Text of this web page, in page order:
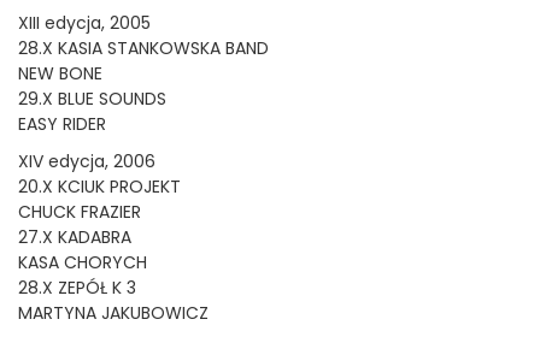
XIII edycja, 2005
28.X KASIA STANKOWSKA BAND
NEW BONE
29.X BLUE SOUNDS
EASY RIDER
XIV edycja, 2006
20.X KCIUK PROJEKT
CHUCK FRAZIER
27.X KADABRA
KASA CHORYCH
28.X ZEPÓŁ K 3
MARTYNA JAKUBOWICZ